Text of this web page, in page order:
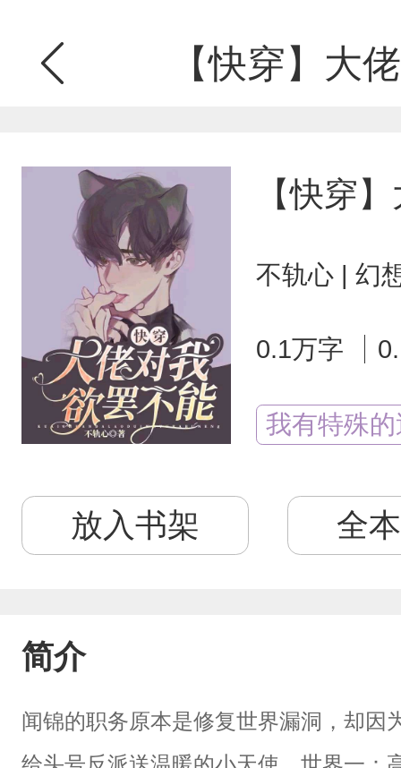
【快穿】大
【快穿
不轨心 | 幻
0.1万字
我有特殊
放入书架 全
简介
闻锦的职务原本是修复世界漏洞，却因